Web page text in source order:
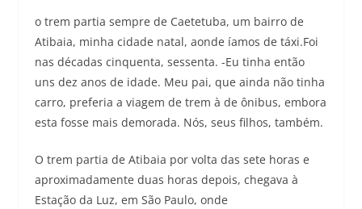
o trem partia sempre de Caetetuba, um bairro de
Atibaia, minha cidade natal, aonde íamos de táxi.Foi
nas décadas cinquenta, sessenta. -Eu tinha então
uns dez anos de idade. Meu pai, que ainda não tinha
carro, preferia a viagem de trem à de ônibus, embora
esta fosse mais demorada. Nós, seus filhos, também.
O trem partia de Atibaia por volta das sete horas e
aproximadamente duas horas depois, chegava à
Estação da Luz, em São Paulo, onde